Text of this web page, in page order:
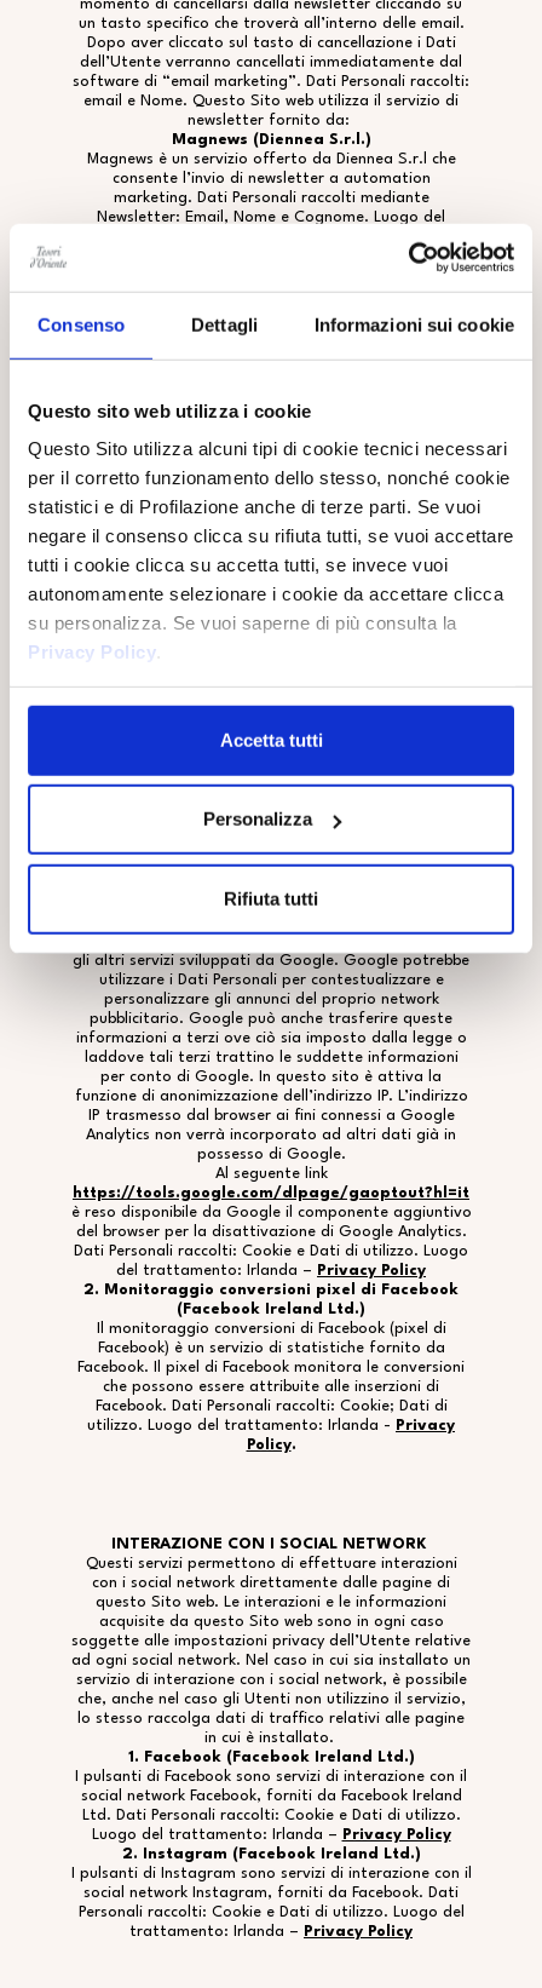
Consenso Dettagli Informazioni sui cookie
Questo sito web utilizza i cookie
Questo Sito utilizza alcuni tipi di cookie tecnici necessari
per il corretto funzionamento dello stesso, nonché cookie
statistici e di Profilazione anche di terze parti. Se vuoi
negare il consenso clicca su rifiuta tutti, se vuoi accettare
tutti i cookie clicca su accetta tutti, se invece vuoi
autonomamente selezionare i cookie da accettare clicca
su personalizza. Se vuoi saperne di più consulta la
Privacy Policy.
Accetta tutti
Personalizza
Rifiuta tutti
momento di cancellarsi dalla newsletter cliccando su
un tasto specifico che troverà all’interno delle email.
Dopo aver cliccato sul tasto di cancellazione i Dati
dell’Utente verranno cancellati immediatamente dal
software di “email marketing”. Dati Personali raccolti:
email e Nome. Questo Sito web utilizza il servizio di
newsletter fornito da:
Magnews (Diennea S.r.l.)
Magnews è un servizio offerto da Diennea S.r.l che
consente l’invio di newsletter a automation
marketing. Dati Personali raccolti mediante
Newsletter: Email, Nome e Cognome. Luogo del
https://www.magnews.it/privacy-policy
MISURE DI SICUREZZA ADOTTATE
e utilizza il protocollo HTTPS. Con l'utilizzo di questo
trasmessi nei siti web avvengono con la massima
sicurezza e il contenuto della comunicazione non viene
letto o manipolato in alcun modo da terze parti.
reCAPTCHA
soggetto alla politica sulla privacy e aitermini e
condizioni
STATISTICA
Trattamento esclusivamente di monitorare e
del comportamento dell’Utente. Questo Sito web
1. Google Analytics (Google Ireland Limited)
Google Ireland Limited. Google utilizza i Dati Personali
gli altri servizi sviluppati da Google. Google potrebbe
utilizzare i Dati Personali per contestualizzare e
personalizzare gli annunci del proprio network
pubblicitario. Google può anche trasferire queste
informazioni a terzi ove ciò sia imposto dalla legge o
laddove tali terzi trattino le suddette informazioni
per conto di Google. In questo sito è attiva la
funzione di anonimizzazione dell’indirizzo IP. L’indirizzo
IP trasmesso dal browser ai fini connessi a Google
Analytics non verrà incorporato ad altri dati già in
possesso di Google.
Al seguente link
https://tools.google.com/dlpage/gaoptout?hl=it
è reso disponibile da Google il componente aggiuntivo
del browser per la disattivazione di Google Analytics.
Dati Personali raccolti: Cookie e Dati di utilizzo. Luogo
del trattamento: Irlanda –
Privacy Policy
2. Monitoraggio conversioni pixel di Facebook
(Facebook Ireland Ltd.)
Il monitoraggio conversioni di Facebook (pixel di
Facebook) è un servizio di statistiche fornito da
Facebook. Il pixel di Facebook monitora le conversioni
che possono essere attribuite alle inserzioni di
Facebook. Dati Personali raccolti: Cookie; Dati di
utilizzo. Luogo del trattamento: Irlanda -
Privacy
Policy.
INTERAZIONE CON I SOCIAL NETWORK
Questi servizi permettono di effettuare interazioni
con i social network direttamente dalle pagine di
questo Sito web. Le interazioni e le informazioni
acquisite da questo Sito web sono in ogni caso
soggette alle impostazioni privacy dell’Utente relative
ad ogni social network. Nel caso in cui sia installato un
servizio di interazione con i social network, è possibile
che, anche nel caso gli Utenti non utilizzino il servizio,
lo stesso raccolga dati di traffico relativi alle pagine
in cui è installato.
1. Facebook (Facebook Ireland Ltd.)
I pulsanti di Facebook sono servizi di interazione con il
social network Facebook, forniti da Facebook Ireland
Ltd. Dati Personali raccolti: Cookie e Dati di utilizzo.
Luogo del trattamento: Irlanda –
Privacy Policy
2. Instagram (Facebook Ireland Ltd.)
I pulsanti di Instagram sono servizi di interazione con il
social network Instagram, forniti da Facebook. Dati
Personali raccolti: Cookie e Dati di utilizzo. Luogo del
trattamento: Irlanda –
Privacy Policy